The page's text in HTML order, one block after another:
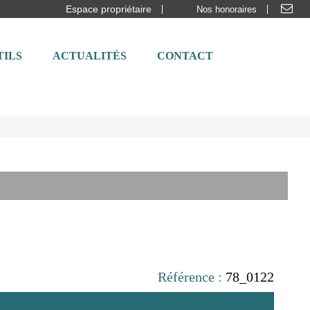
Espace propriétaire Nos honoraires
ACTUALITÉS CONTACT
Référence : 78_0122